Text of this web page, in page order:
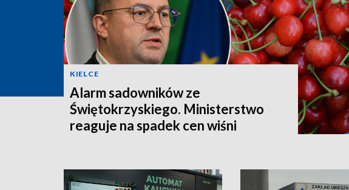
KIELCE
Alarm sadowników ze
Świętokrzyskiego. Ministerstwo
reaguje na spadek cen wiśni